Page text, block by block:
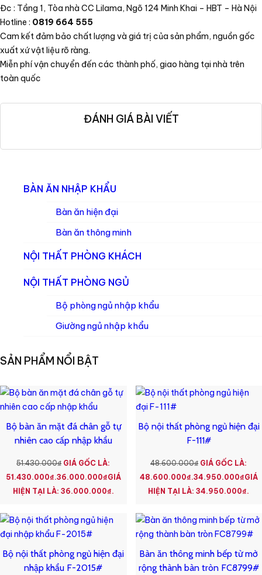
BÀN ĂN NHẬP KHẨU
Bàn ăn hiện đại
Bàn ăn thông minh
NỘI THẤT PHÒNG KHÁCH
NỘI THẤT PHÒNG NGỦ
Bộ phòng ngủ nhập khẩu
Giường ngủ nhập khẩu
SẢN PHẨM NỔI BẬT
Bộ bàn ăn mặt đá chân gỗ tự
nhiên cao cấp nhập khẩu
51.430.000₫ GIÁ GỐC LÀ:
51.430.000₫.36.000.000₫GIÁ
HIỆN TẠI LÀ: 36.000.000₫.
Bộ nội thất phòng ngủ hiện đại
F-111#
48.600.000₫ GIÁ GỐC LÀ:
48.600.000₫.34.950.000₫GIÁ
HIỆN TẠI LÀ: 34.950.000₫.
Bộ nội thất phòng ngủ hiện đại
nhập khẩu F-2015#
Bàn ăn thông minh bếp từ mở
rộng thành bàn tròn FC8799#
Đc : Tầng 1, Tòa nhà CC Lilama, Ngõ 124 Minh Khai – HBT – Hà Nội
Hotline : 0819 664 555
Cam kết đảm bảo chất lượng và giá trị của sản phẩm, nguồn gốc
xuất xứ vật liệu rõ ràng.
Miễn phí vận chuyển đến các thành phố, giao hàng tại nhà trên
toàn quốc
ĐÁNH GIÁ BÀI VIẾT